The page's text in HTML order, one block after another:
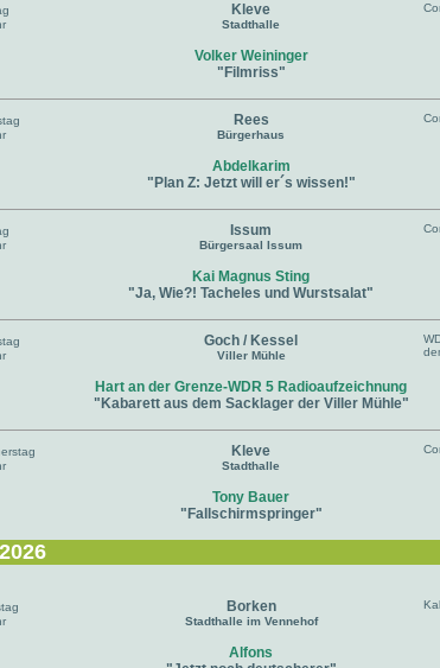
Kleve
Stadthalle
Volker Weininger
"Filmriss"
Rees
Bürgerhaus
Abdelkarim
"Plan Z: Jetzt will er´s wissen!"
Issum
Bürgersaal Issum
Kai Magnus Sting
"Ja, Wie?! Tacheles und Wurstsalat"
Goch / Kessel
Viller Mühle
Hart an der Grenze-WDR 5 Radioaufzeichnung
"Kabarett aus dem Sacklager der Viller Mühle"
Kleve
Stadthalle
Tony Bauer
"Fallschirmspringer"
Borken
Stadthalle im Vennehof
Alfons